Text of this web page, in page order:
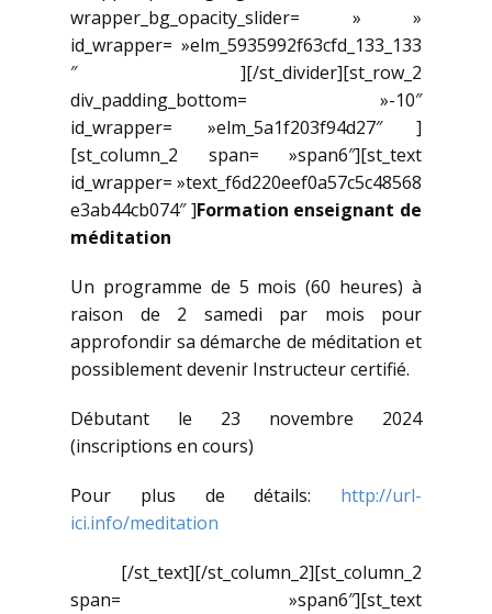
wrapper_bg_opacity_slider= » »
id_wrapper= »elm_5935992f63cfd_133_133
″ ][/st_divider][st_row_2
div_padding_bottom= »-10″
id_wrapper= »elm_5a1f203f94d27″ ]
[st_column_2 span= »span6″][st_text
id_wrapper= »text_f6d220eef0a57c5c48568
e3ab44cb074″ ]Formation enseignant de
méditation
Un programme de 5 mois (60 heures) à
raison de 2 samedi par mois pour
approfondir sa démarche de méditation et
possiblement devenir Instructeur certifié.
Débutant le 23 novembre 2024
(inscriptions en cours)
Pour plus de détails: http://url-
ici.info/meditation
[/st_text][/st_column_2][st_column_2
span= »span6″][st_text